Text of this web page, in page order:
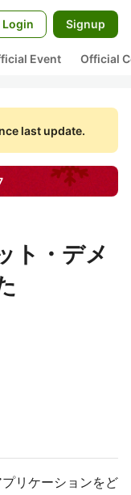
Login Signup
Event Official
last update.
ト・デメ
リケーションをど